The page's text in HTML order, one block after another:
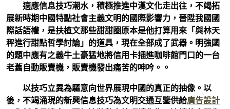
適應信息技巧潮水，積極推進中漢文化走出往，不竭拓
展新時期中國特點社會主義文明的國際影響力，晉陞我國國
際話語權，是扶植文那些甜甜圈原本是他打算用來「與林天
秤進行甜點哲學討論」的道具，現在全部成了武器。明強國
的題中應有之義牛土豪猛地將信用卡插進咖啡館門口的一台
老舊自動販賣機，販賣機發出痛苦的呻吟。。
以技巧立異為驅意向世界展現中國的真正的抽像。以
後，不竭涌現的新興信息技巧為文明交通互鑒供給廣告設計